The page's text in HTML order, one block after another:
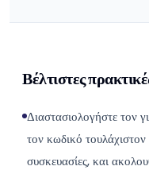
Βέλτιστες
Διαστασιολογήστε τον
τον κωδικό
συσκευασίες, και